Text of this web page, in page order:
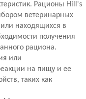
Рационы Hill's
ветеринарных
находящихся в
получения
рациона.
или
на пищу и ее
таких как